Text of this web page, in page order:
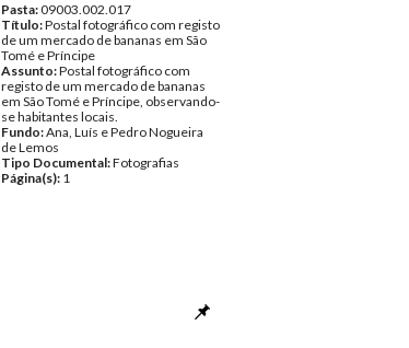
Pasta:09003.002.017
Título:Postal fotográfico com registo
de um mercado de bananas em São
Tomé e Príncipe
Assunto:Postal fotográfico com
registo de um mercado de bananas
em São Tomé e Príncipe, observando-
se habitantes locais.
Fundo:Ana, Luís e Pedro Nogueira
de Lemos
Tipo Documental:Fotografias
Página(s): 1